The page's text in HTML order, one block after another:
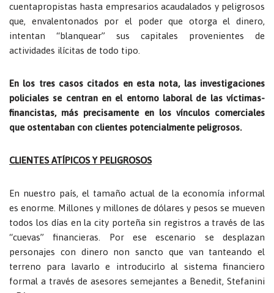
cuentapropistas hasta empresarios acaudalados y peligrosos
que, envalentonados por el poder que otorga el dinero,
intentan “blanquear” sus capitales provenientes de
actividades ilícitas de todo tipo.
En los tres casos citados en esta nota, las investigaciones
policiales se centran en el entorno laboral de las víctimas-
financistas, más precisamente en los vínculos comerciales
que ostentaban con clientes potencialmente peligrosos.
CLIENTES ATÍPICOS Y PELIGROSOS
En nuestro país, el tamaño actual de la economía informal
es enorme. Millones y millones de dólares y pesos se mueven
todos los días en la city porteña sin registros a través de las
“cuevas” financieras. Por ese escenario se desplazan
personajes con dinero non sancto que van tanteando el
terreno para lavarlo e introducirlo al sistema financiero
formal a través de asesores semejantes a Benedit, Stefanini